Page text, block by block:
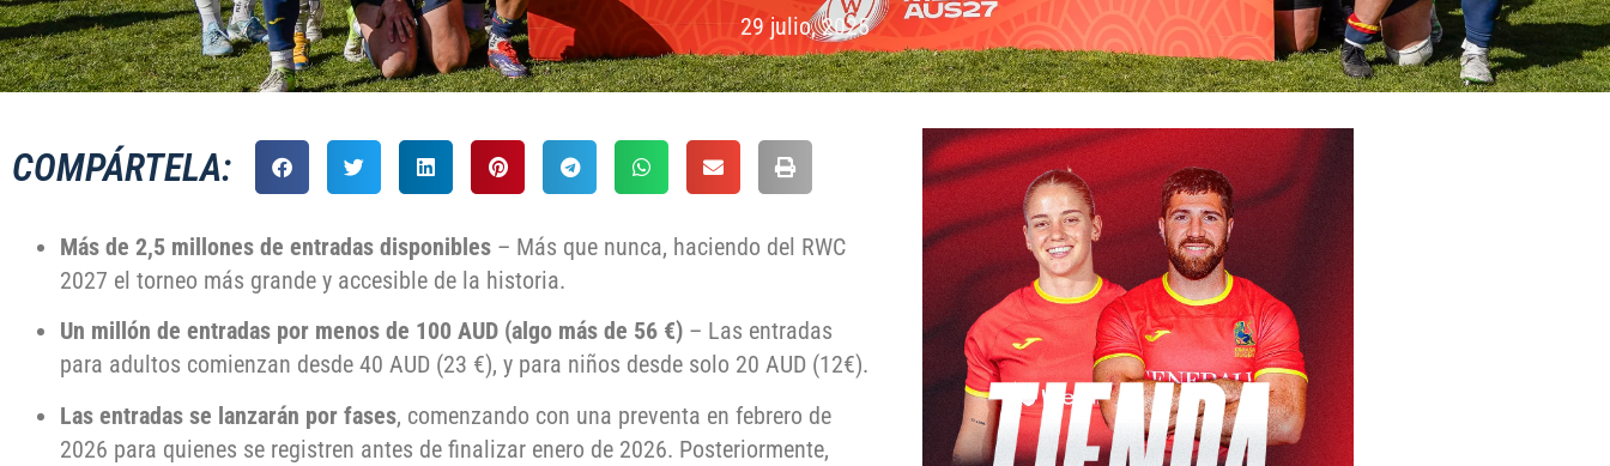
29 julio, 2025
COMPÁRTELA:
Más de 2,5 millones de entradas disponibles – Más que nunca, haciendo del RWC
2027 el torneo más grande y accesible de la historia.
Un millón de entradas por menos de 100 AUD (algo más de 56 €) – Las entradas
para adultos comienzan desde 40 AUD (23 €), y para niños desde solo 20 AUD (12€).
Las entradas se lanzarán por fases, comenzando con una preventa en febrero de
2026 para quienes se registren antes de finalizar enero de 2026. Posteriormente,